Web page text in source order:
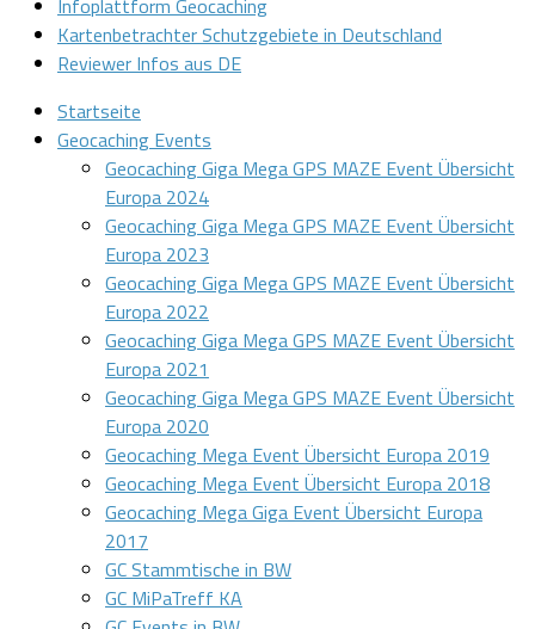
Infoplattform Geocaching
Kartenbetrachter Schutzgebiete in Deutschland
Reviewer Infos aus DE
Startseite
Geocaching Events
Geocaching Giga Mega GPS MAZE Event Übersicht
Europa 2024
Geocaching Giga Mega GPS MAZE Event Übersicht
Europa 2023
Geocaching Giga Mega GPS MAZE Event Übersicht
Europa 2022
Geocaching Giga Mega GPS MAZE Event Übersicht
Europa 2021
Geocaching Giga Mega GPS MAZE Event Übersicht
Europa 2020
Geocaching Mega Event Übersicht Europa 2019
Geocaching Mega Event Übersicht Europa 2018
Geocaching Mega Giga Event Übersicht Europa
2017
GC Stammtische in BW
GC MiPaTreff KA